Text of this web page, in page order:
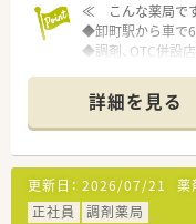
≪ こんな薬局
◆卸町駅から車で6
◆調剤、OTC併設
◆大手チェーン薬
や育児介護短時間
て安心してお仕事
詳細を見る
更新日： 2026/07/21 薬
正社員
調剤薬局